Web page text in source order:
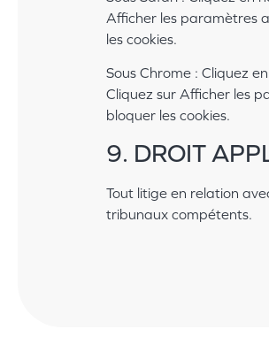
Afficher les paramètres
les cookies.
Sous Chrome : Cliquez
Cliquez sur Afficher les
bloquer les cookies.
9. DROIT
Tout litige en relation
tribunaux compétents.